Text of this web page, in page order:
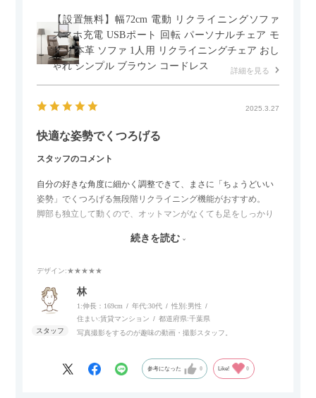
【設置無料】幅72cm 電動 リクライニングソファ
スマホ充電 USBポート 回転 パーソナルチェア モ
ダン 本革 ソファ 1人用 リクライニングチェア おし
ゃれ シンプル ブラウン コードレス
詳細を見る
2025.3.27
快適な姿勢でくつろげる
スタッフのコメント
自分の好きな角度に細かく調整できて、まさに「ちょうどいい
姿勢」でくつろげる無段階リクライニング機能がおすすめ。
脚部も独立して動くので、オットマンがなくても足をしっかり
スマホやタブレットを充電しながらリラックスできるのが嬉し
個人的にはコードレス＆充電式なので、コンセントの場所を気
にせず、好きな場所に置けるのが画期的に感じました。
続きを読む
デザイン:★★★★★
林
1:伸長：169cm 年代:30代 性別:男性
住まい:賃貸マンション 都道府県:千葉県
写真撮影をするのが趣味の動画・撮影スタッフ。
参考になった 0 Like! 0